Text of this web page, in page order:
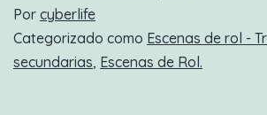
Por cyberlife
Categorizado como Escenas de rol -
secundarias, Escenas de Rol.